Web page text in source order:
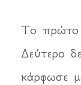
Το πρώτο
Δεύτερο
κάρφωσε